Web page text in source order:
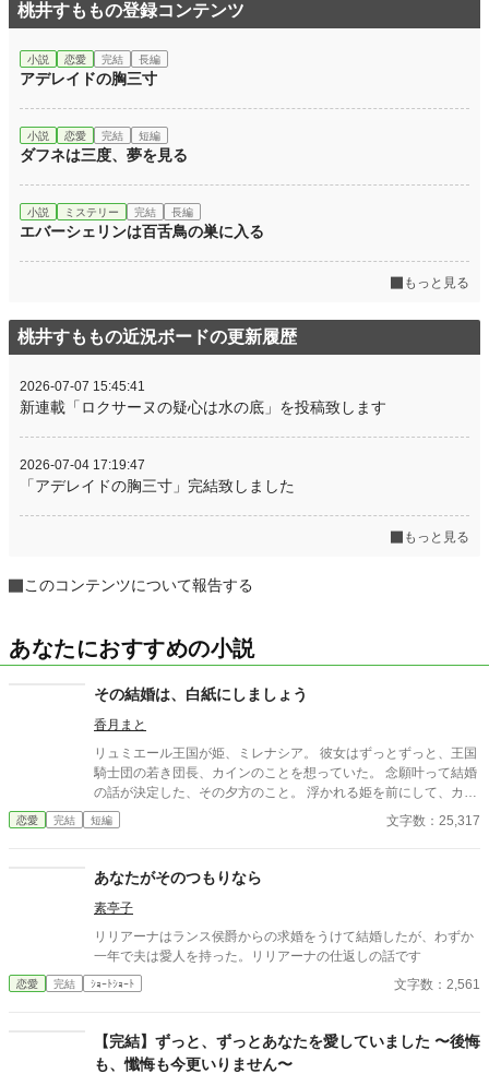
恋愛 20 位 / 66,339 件
お気に入り 3,252
文字数 75,709
初回公開日時 2026.07.07 15:44
年間ポイント 1,214,972 pt (302 位)
桃井すももの登録コンテンツ
小説 恋愛 完結 長編
アデレイドの胸三寸
小説 恋愛 完結 短編
ダフネは三度、夢を見る
小説 ミステリー 完結 長編
エバーシェリンは百舌鳥の巣に入る
もっと見る
桃井すももの近況ボードの更新履歴
2026-07-07 15:45:41
新連載「ロクサーヌの疑心は水の底」を投稿致します
2026-07-04 17:19:47
「アデレイドの胸三寸」完結致しました
もっと見る
このコンテンツについて報告する
あなたにおすすめの小説
その結婚は、白紙にしましょう
香月まと
リュミエール王国が姫、ミレナシア。 彼女はずっとずっと、王国
騎士団の若き団長、カインのことを想っていた。 念願叶って結婚
の話が決定した、その夕方のこと。 浮かれる姫を前にして、カイ
ンの口から出た言葉は「白い結婚にとさせて頂きたい」 身分とか
立場とか何とか話しているが、姫は急速にその声が遠くなってい
にっこりと笑った。 「分かりました。その提案を、受け入れ─
─」 全然受け入れられませんけど！？ 形だけの結婚を了承しつつ
も、心で号泣してる姫。 武骨で不器用な王国騎士団長。 二人を中
心に巻き起こった、割と短い期間のお話。
恋愛 完結 短編 文字数：25,317
あなたがそのつもりなら
素亭子
リリアーナはランス侯爵からの求婚をうけて結婚したが、わずか
一年で夫は愛人を持った。リリアーナの仕返しの話です
恋愛 完結 ｼｮｰﾄｼｮｰﾄ 文字数：2,561
【完結】ずっと、ずっとあなたを愛していました 〜後悔
も、懺悔も今更いりません〜